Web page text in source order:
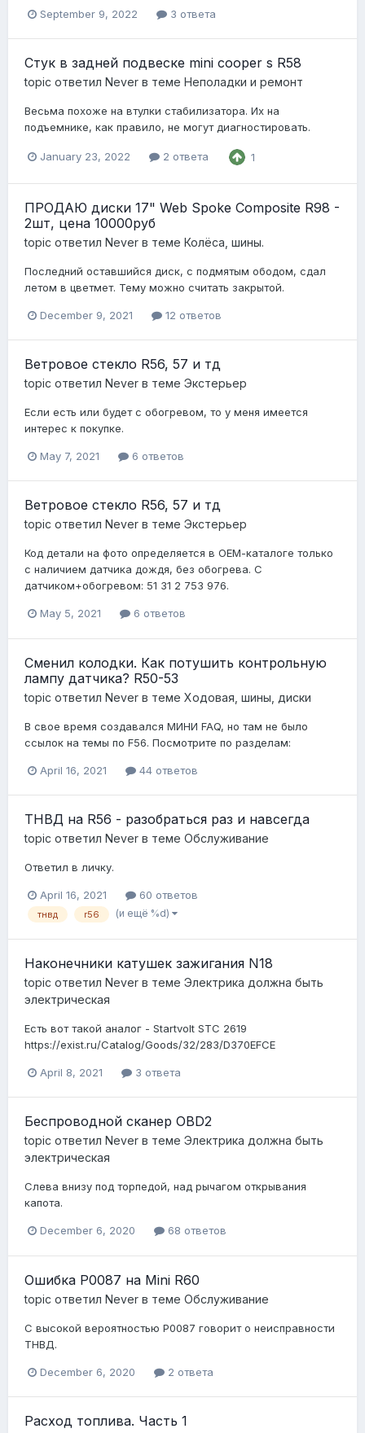
September 9, 2022 3 ответа
Стук в задней подвеске mini cooper s R58
topic ответил Never в теме Неполадки и ремонт
Весьма похоже на втулки стабилизатора. Их на
подъемнике, как правило, не могут диагностировать.
January 23, 2022 2 ответа 1
ПРОДАЮ диски 17" Web Spoke Composite R98 -
2шт, цена 10000руб
topic ответил Never в теме Колёса, шины.
Последний оставшийся диск, с подмятым ободом, сдал
летом в цветмет. Тему можно считать закрытой.
December 9, 2021 12 ответов
Ветровое стекло R56, 57 и тд
topic ответил Never в теме Экстерьер
Если есть или будет с обогревом, то у меня имеется
интерес к покупке.
May 7, 2021 6 ответов
Ветровое стекло R56, 57 и тд
topic ответил Never в теме Экстерьер
Код детали на фото определяется в ОЕМ-каталоге только
с наличием датчика дождя, без обогрева. С
датчиком+обогревом: 51 31 2 753 976.
May 5, 2021 6 ответов
Сменил колодки. Как потушить контрольную
лампу датчика? R50-53
topic ответил Never в теме Ходовая, шины, диски
В свое время создавался МИНИ FAQ, но там не было
ссылок на темы по F56. Посмотрите по разделам:
April 16, 2021 44 ответов
ТНВД на R56 - разобраться раз и навсегда
topic ответил Never в теме Обслуживание
Ответил в личку.
April 16, 2021 60 ответов
тнвд r56 (и ещё %d)
Наконечники катушек зажигания N18
topic ответил Never в теме Электрика должна быть
электрическая
Есть вот такой аналог - Startvolt STC 2619
https://exist.ru/Catalog/Goods/32/283/D370EFCE
April 8, 2021 3 ответа
Беспроводной сканер OBD2
topic ответил Never в теме Электрика должна быть
электрическая
Слева внизу под торпедой, над рычагом открывания
капота.
December 6, 2020 68 ответов
Ошибка P0087 на Mini R60
topic ответил Never в теме Обслуживание
С высокой вероятностью P0087 говорит о неисправности
ТНВД.
December 6, 2020 2 ответа
Расход топлива. Часть 1